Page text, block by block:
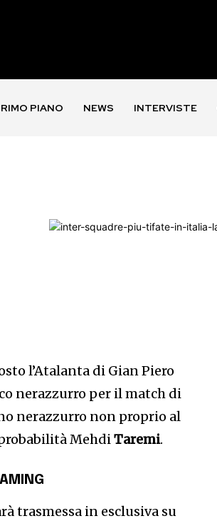
PIANO NEWS INTERVISTE
l’Atalanta di Gian Piero
nerazzurro per il match di
nerazzurro non proprio al
MehdiTaremi.
trasmessa in esclusiva su